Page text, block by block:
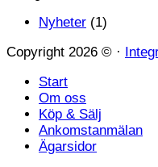
Nyheter (1)
Copyright 2026 © ·
Start
Om oss
Köp & Sälj
Ankomstanmälan
Ägarsidor